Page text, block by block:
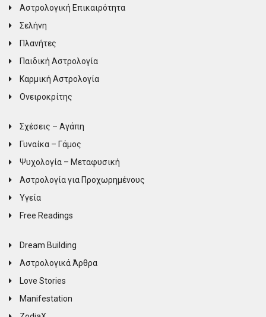
Αστρολογική Επικαιρότητα
Σελήνη
Πλανήτες
Παιδική Αστρολογία
Καρμική Αστρολογία
Ονειροκρίτης
Σχέσεις – Αγάπη
Γυναίκα – Γάμος
Ψυχολογία – Μεταφυσική
Αστρολογία για Προχωρημένους
Υγεία
Free Readings
Dream Building
Αστρολογικά Άρθρα
Love Stories
Manifestation